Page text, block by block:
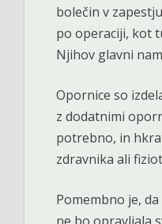
bolečin v
po operaciji, kot
Njihov glavni
Opornice so
z dodatnimi
potrebno, in
zdravnika ali
Pomembno je,